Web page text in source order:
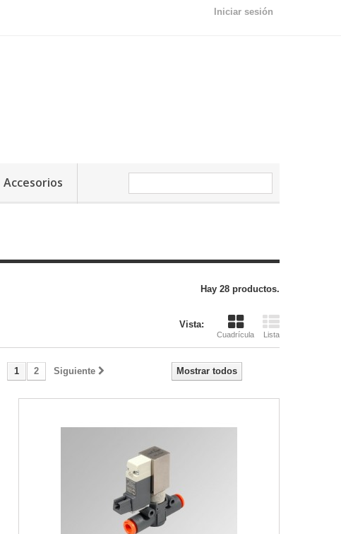
Iniciar sesión
Accesorios
Hay 28 productos.
Vista:
Cuadrícula Lista
Mostrar todos
1 2 Siguiente